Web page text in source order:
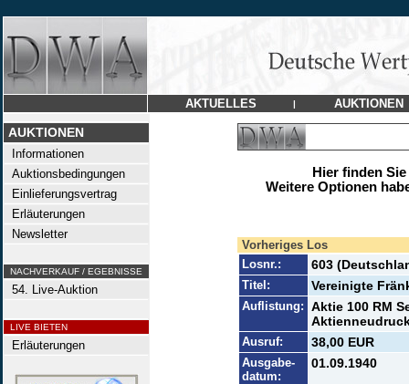
AKTUELLES | AUKTIONEN
AUKTIONEN
Informationen
Auktionsbedingungen
Einlieferungsvertrag
Erläuterungen
Newsletter
NACHVERKAUF / EGEBNISSE
54. Live-Auktion
LIVE BIETEN
Erläuterungen
Hier finden
Weitere Optionen
Vorheriges Los
Losnr.:
603
Titel: Vereinigte
Auflistung: Aktie 100 RM
Ausruf: 38,00 EUR
Ausgabe-
datum:
01.09.1940